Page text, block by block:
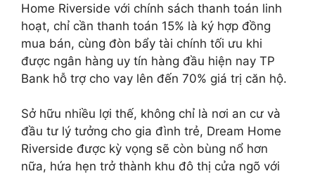
Home Riverside với chính sách thanh toán linh
hoạt, chỉ cần thanh toán 15% là ký hợp đồng
mua bán, cùng đòn bẩy tài chính tối ưu khi
được ngân hàng uy tín hàng đầu hiện nay TP
Bank hỗ trợ cho vay lên đến 70% giá trị căn hộ.
Sở hữu nhiều lợi thế, không chỉ là nơi an cư và
đầu tư lý tưởng cho gia đình trẻ, Dream Home
Riverside được kỳ vọng sẽ còn bùng nổ hơn
nữa, hứa hẹn trở thành khu đô thị cửa ngõ với